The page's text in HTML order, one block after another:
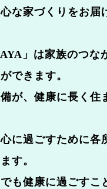
な家づくりをお届
」は家族のつな
できます。
が、健康に長く住
に過ごすために各
す。
も健康に過ごすこ